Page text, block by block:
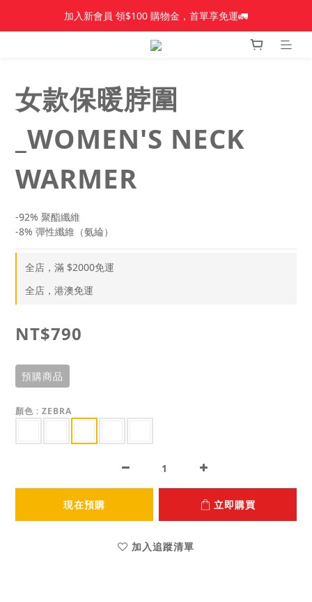
加入新會員 領$100 購物金，首單享免運🚛
加入新會員 領$100 購物金，首單享免運🚛
【新品上市】Amplid＿雪板
加入新會員 領$100 購物金，首單享免運🚛
女款保暖脖圍
_WOMEN'S NECK
WARMER
-92% 聚酯纖維
-8% 彈性纖維（氨綸）
全店，滿 $2000免運
全店，港澳免運
NT$790
預購商品
顏色 : ZEBRA
現在預購 立即購買
加入追蹤清單